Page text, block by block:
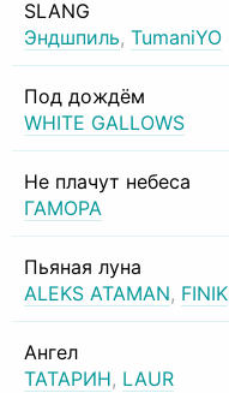
SLANG
Эндшпиль, TumaniYO
Под дождём
WHITE GALLOWS
Не плачут небеса
ГАМОРА
Пьяная луна
ALEKS ATAMAN, FINIK
Ангел
ТАТАРИН, LAUR